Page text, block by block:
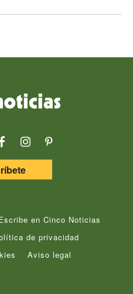
en Cinco Noticias
de privacidad
Aviso legal